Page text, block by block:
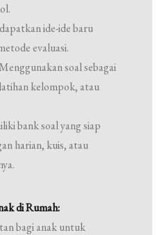
ide-ide baru
evaluasi.
Menggunakan soal sebagai
kelompok, atau
bank soal yang siap
harian, kuis, atau
di Rumah:
bagi anak untuk